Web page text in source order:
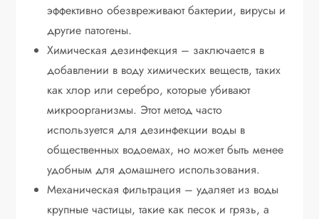
эффективно обезвреживают бактерии, вирусы и
другие патогены.
Химическая дезинфекция – заключается в
добавлении в воду химических веществ, таких
как хлор или серебро, которые убивают
микроорганизмы. Этот метод часто
используется для дезинфекции воды в
общественных водоемах, но может быть менее
удобным для домашнего использования.
Механическая фильтрация – удаляет из воды
крупные частицы, такие как песок и грязь, а